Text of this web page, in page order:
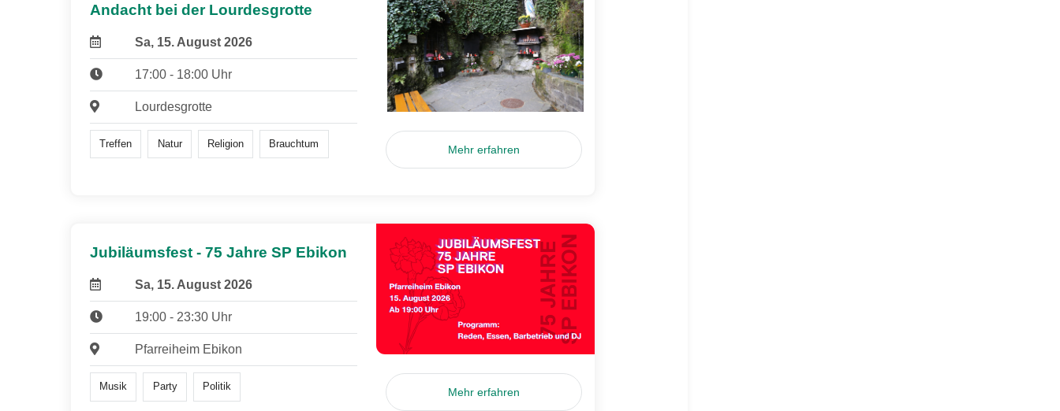
Andacht bei der Lourdesgrotte
Sa, 15. August 2026
17:00 - 18:00 Uhr
Lourdesgrotte
Treffen Natur Religion Brauchtum Mehr erfahren
Jubiläumsfest - 75 Jahre SP Ebikon
Sa, 15. August 2026
19:00 - 23:30 Uhr
Pfarreiheim Ebikon
Musik Party Politik Mehr erfahren